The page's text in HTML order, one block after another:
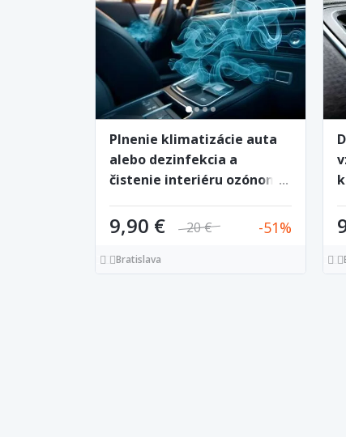
Plnenie klimatizácie auta
alebo dezinfekcia a
čistenie interiéru ozónom v
9,90 € 20 € 51
Bratislava